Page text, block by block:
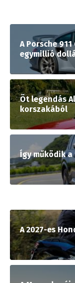
A Porsche
egymillió
Öt legendás
korszakából
Így működik
A 2027-es